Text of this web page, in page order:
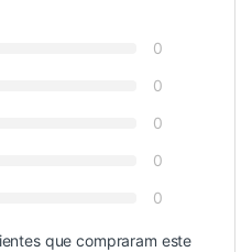
0
0
0
0
0
que compraram este